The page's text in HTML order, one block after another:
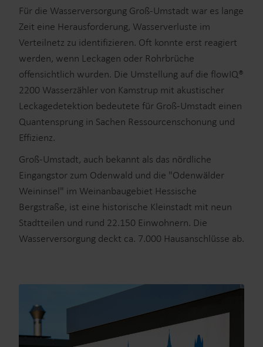
Für die Wasserversorgung Groß-Umstadt war es lange
Zeit eine Herausforderung, Wasserverluste im
Verteilnetz zu identifizieren. Oft konnte erst reagiert
werden, wenn Leckagen oder Rohrbrüche
offensichtlich wurden. Die Umstellung auf die flowIQ®
2200 Wasserzähler von Kamstrup mit akustischer
Leckagedetektion bedeutete für Groß-Umstadt einen
Quantensprung in Sachen Ressourcenschonung und
Effizienz.
Groß-Umstadt, auch bekannt als das nördliche
Eingangstor zum Odenwald und die "Odenwälder
Weininsel" im Weinanbaugebiet Hessische
Bergstraße, ist eine historische Kleinstadt mit neun
Stadtteilen und rund 22.150 Einwohnern. Die
Wasserversorgung deckt ca. 7.000 Hausanschlüsse ab.